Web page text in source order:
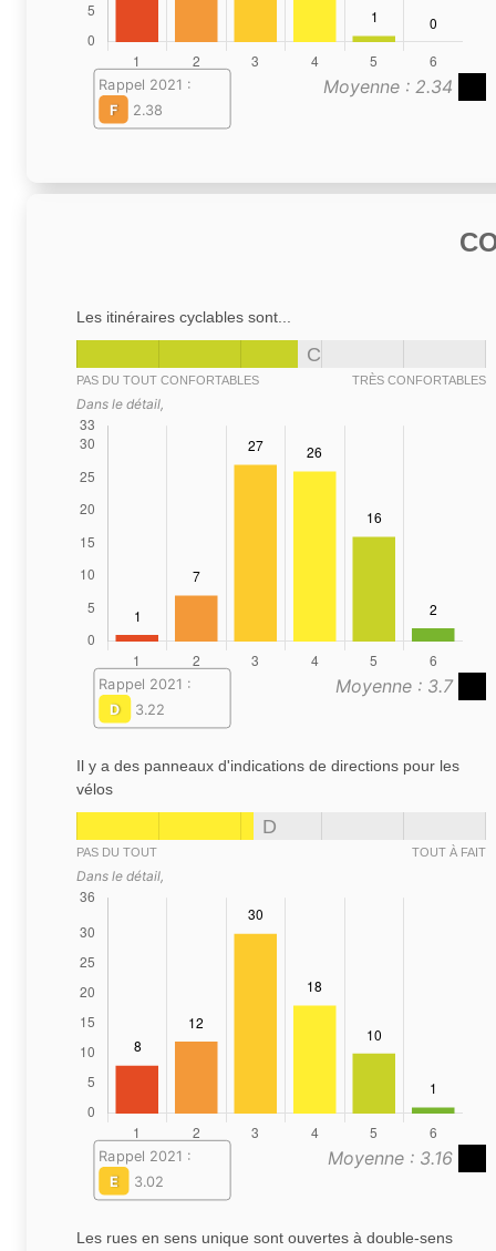
Moyenne : 2.34
Rappel 2021 :
F
2.38
Les itinéraires cyclables sont...
C
PAS DU TOUT CONFORTABLES TRÈS CONFORTABLES
Dans le détail,
Moyenne : 3.7
Rappel 2021 :
D
3.22
Il y a des panneaux d'indications de directions pour les
vélos
D
PAS DU TOUT TOUT À FAIT
Dans le détail,
Moyenne : 3.16
Rappel 2021 :
E
3.02
Les rues en sens unique sont ouvertes à double-sens